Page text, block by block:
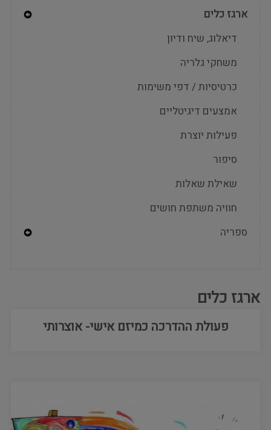
Expand
Secondary
Navigation
Menu
ארגז כלים
Expand
Secondary
Navigation
Menu
דיאלוג, שיח ודיון
משחקי גלריה
כרטיסיות / דפי משימות
אמצעים דיגיטליים
פעילות יוצרת
סיפור
שאילת שאלות
חוויה משתפת חושים
ספריה
ארגז כלים
פעולת ההדרכה כמיזם אישי- אוצרותי